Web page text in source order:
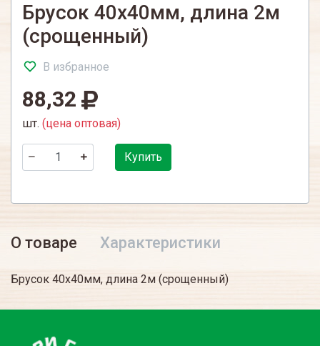
Брусок 40х40мм, длина 2м
(срощенный)
В избранное
88,32
шт. (цена оптовая)
Купить
О товаре Характеристики
Брусок 40х40мм, длина 2м (срощенный)